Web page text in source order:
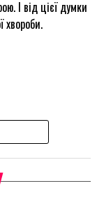
І від цієї думки
хвороби.